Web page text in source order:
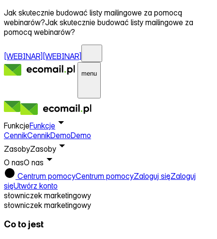
Jak skutecznie budować listy mailingowe za pomocą
webinarów?Jak skutecznie budować listy mailingowe za
pomocą webinarów?
[WEBINAR] [WEBINAR]
menu
FunkcjeFunkcje
CennikCennikDemoDemo
ZasobyZasoby
O nasO nas
Centrum pomocyCentrum pomocyZaloguj sięZaloguj
sięUtwórz konto
słowniczek marketingowy
słowniczek marketingowy
Co to jest